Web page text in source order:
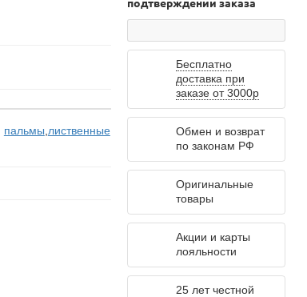
пальмы лиственные
подтверждении заказа
Бесплатно
доставка при
заказе от 3000р
Обмен и возврат
по законам РФ
Оригинальные
товары
Акции и карты
лояльности
25 лет честной